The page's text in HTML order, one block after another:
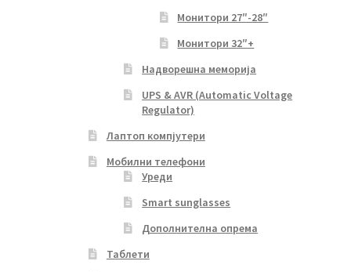
Монитори 27″-28″
Монитори 32″+
Надворешна меморија
UPS & AVR (Automatic Voltage
Regulator)
Лаптоп компјутери
Мобилни телефони
Уреди
Smart sunglasses
Дополнителна опрема
Таблети